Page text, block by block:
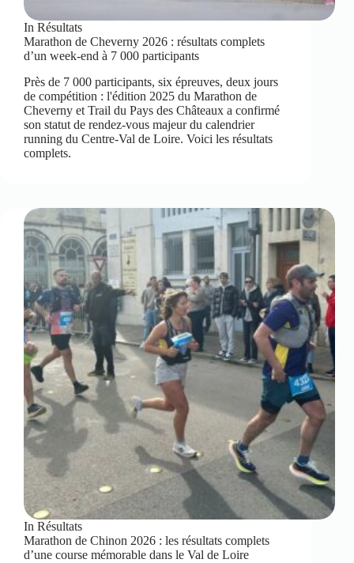
In Résultats
Marathon de Cheverny 2026 : résultats complets
d’un week-end à 7 000 participants
Près de 7 000 participants, six épreuves, deux jours
de compétition : l'édition 2025 du Marathon de
Cheverny et Trail du Pays des Châteaux a confirmé
son statut de rendez-vous majeur du calendrier
running du Centre-Val de Loire. Voici les résultats
complets.
In Résultats
Marathon de Chinon 2026 : les résultats complets
d’une course mémorable dans le Val de Loire